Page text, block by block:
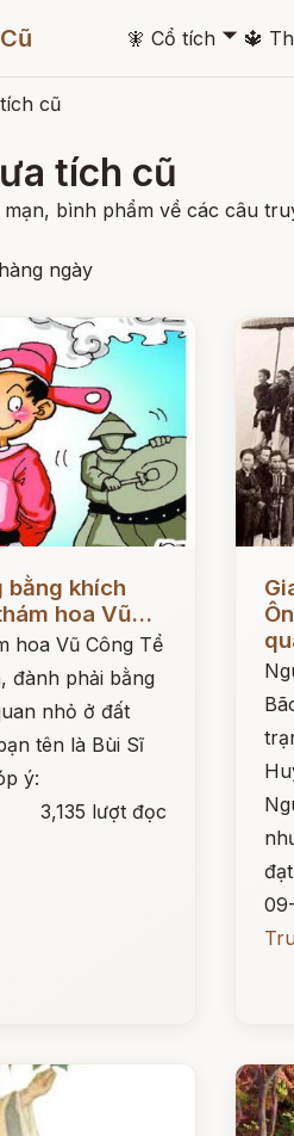
🧚 Cổ tích 🞃 🔱
cũ
tích cũ
mạn, bình phẩm về các câu
ngày
bằng khích
hoa Vũ...
hoa Vũ Công Tể
đành phải bằng
nhỏ ở đất
tên là Bùi Sĩ
ý:
3,135 lượt đọc